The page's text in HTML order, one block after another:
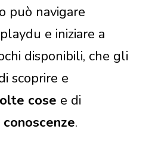
può navigare
e iniziare a
disponibili, che gli
scoprire e
cose e di
.